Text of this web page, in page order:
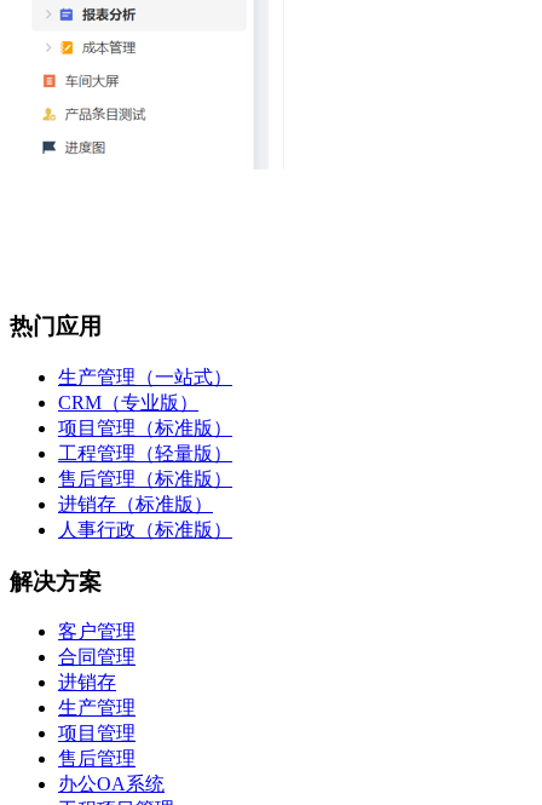
热门应用
生产管理（一站式）
CRM（专业版）
项目管理（标准版）
工程管理（轻量版）
售后管理（标准版）
进销存（标准版）
人事行政（标准版）
解决方案
客户管理
合同管理
进销存
生产管理
项目管理
售后管理
办公OA系统